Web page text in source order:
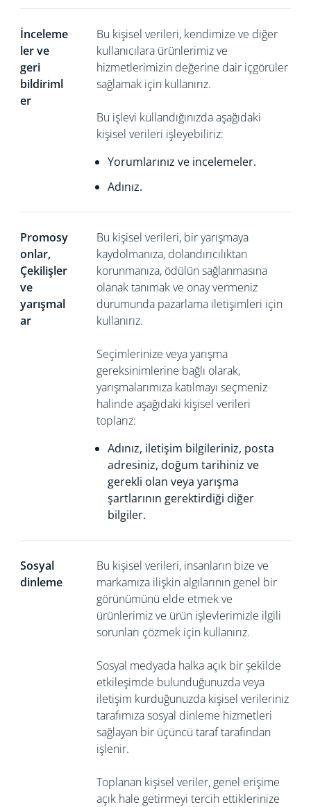
İnceleme
ler ve
geri
bildiriml
er
Bu kişisel verileri, kendimize ve diğer
kullanıcılara ürünlerimiz ve
hizmetlerimizin değerine dair içgörüler
sağlamak için kullanırız.
Bu işlevi kullandığınızda aşağıdaki
kişisel verileri işleyebiliriz:
Yorumlarınız ve incelemeler.
Adınız.
Promosy
onlar,
Çekilişler
ve
yarışmal
ar
Bu kişisel verileri, bir yarışmaya
kaydolmanıza, dolandırıcılıktan
korunmanıza, ödülün sağlanmasına
olanak tanımak ve onay vermeniz
durumunda pazarlama iletişimleri için
kullanırız.
Seçimlerinize veya yarışma
gereksinimlerine bağlı olarak,
yarışmalarımıza katılmayı seçmeniz
halinde aşağıdaki kişisel verileri
toplarız:
Adınız, iletişim bilgileriniz, posta
adresiniz, doğum tarihiniz ve
gerekli olan veya yarışma
şartlarının gerektirdiği diğer
bilgiler.
Sosyal
dinleme
Bu kişisel verileri, insanların bize ve
markamıza ilişkin algılarının genel bir
görünümünü elde etmek ve
ürünlerimiz ve ürün işlevlerimizle ilgili
sorunları çözmek için kullanırız.
Sosyal medyada halka açık bir şekilde
etkileşimde bulunduğunuzda veya
iletişim kurduğunuzda kişisel verileriniz
tarafımıza sosyal dinleme hizmetleri
sağlayan bir üçüncü taraf tarafından
işlenir.
Toplanan kişisel veriler, genel erişime
açık hale getirmeyi tercih ettiklerinize